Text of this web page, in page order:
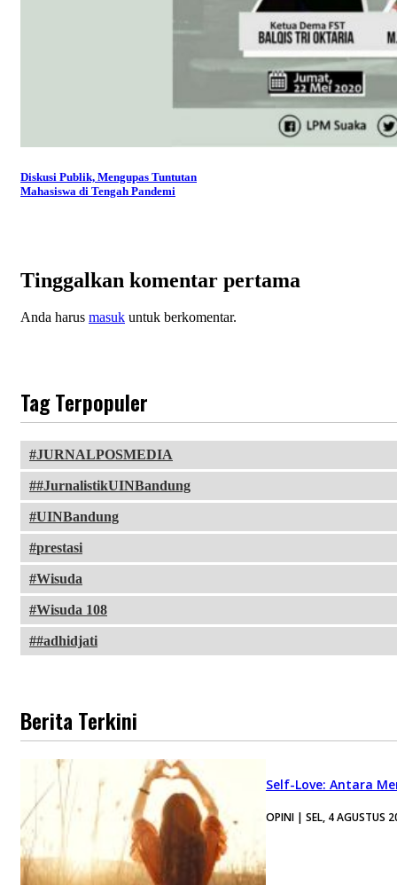
Diskusi Publik, Mengupas Tuntutan
Mahasiswa di Tengah Pandemi
Tinggalkan komentar pertama
Anda harus masuk untuk berkomentar.
Tag Terpopuler
JURNALPOSMEDIA
#JurnalistikUINBandung
UINBandung
prestasi
Wisuda
Wisuda 108
#adhidjati
Berita Terkini
Self-Love: Antara
OPINI | SEL, 4 AGUSTUS